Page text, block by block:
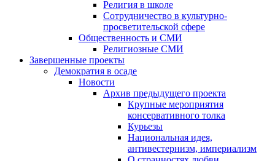
Религия в школе
Сотрудничество в культурно-
просветительской сфере
Общественность и СМИ
Религиозные СМИ
Завершенные проекты
Демократия в осаде
Новости
Архив предыдущего проекта
Крупные мероприятия
консервативного толка
Курьезы
Национальная идея,
антивестернизм, империализм